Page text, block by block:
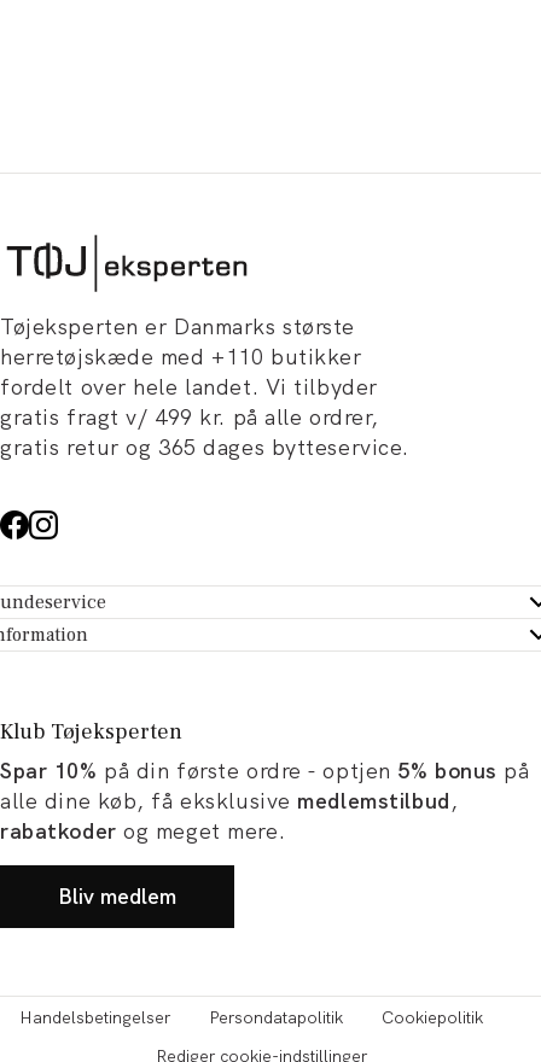
Tøjeksperten er Danmarks største
herretøjskæde med +110 butikker
fordelt over hele landet. Vi tilbyder
gratis fragt v/ 499 kr. på alle ordrer,
gratis retur og 365 dages bytteservice.
- Hjælpecenter
dit køb
Tøjeksperten
og artikler
og karriere
Klub Tøjeksperten
Spar 10% på din første ordre - optjen 5% bonus på
alle dine køb, få eksklusive medlemstilbud,
rabatkoder og meget mere.
Bliv medlem
Handelsbetingelser Persondatapolitik
Cookiepolitik
Rediger cookie-indstillinger